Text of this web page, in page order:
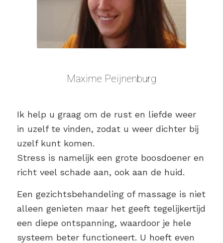
Maxime Peijnenburg
Ik help u graag om de rust en liefde weer
in uzelf te vinden, zodat u weer dichter bij
uzelf kunt komen.
Stress is namelijk een grote boosdoener en
richt veel schade aan, ook aan de huid.
Een gezichtsbehandeling of massage is niet
alleen genieten maar het geeft tegelijkertijd
een diepe ontspanning, waardoor je hele
systeem beter functioneert. U hoeft even